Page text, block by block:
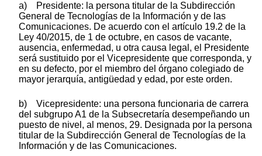
a) Presidente: la persona titular de la Subdirección
General de Tecnologías de la Información y de las
Comunicaciones. De acuerdo con el artículo 19.2 de la
Ley 40/2015, de 1 de octubre, en casos de vacante,
ausencia, enfermedad, u otra causa legal, el Presidente
será sustituido por el Vicepresidente que corresponda, y
en su defecto, por el miembro del órgano colegiado de
mayor jerarquía, antigüedad y edad, por este orden.
b) Vicepresidente: una persona funcionaria de carrera
del subgrupo A1 de la Subsecretaría desempeñando un
puesto de nivel, al menos, 29. Designada por la persona
titular de la Subdirección General de Tecnologías de la
Información y de las Comunicaciones.